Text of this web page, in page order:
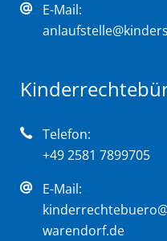
E-Mail:
Telefon:
+49 2581 7899705
E-Mail:
warendorf.de